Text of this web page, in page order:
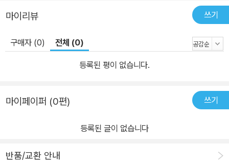
마이리뷰 쓰기
구매자 (0) 전체 (0)
등록된 평이 없습니다.
마이페이퍼 (0편) 쓰기
등록된 글이 없습니다
반품/교환 안내